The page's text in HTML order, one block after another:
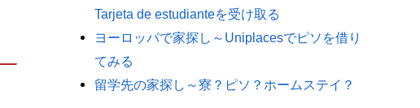
Tarjeta de estudianteを受け取る
ヨーロッパで家探し～Uniplacesでピソを借り
てみる
留学先の家探し～寮？ピソ？ホームステイ？